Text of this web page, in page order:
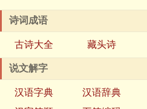
诗词成语
古诗大全 藏头诗
说文解字
汉语字典 汉语辞典